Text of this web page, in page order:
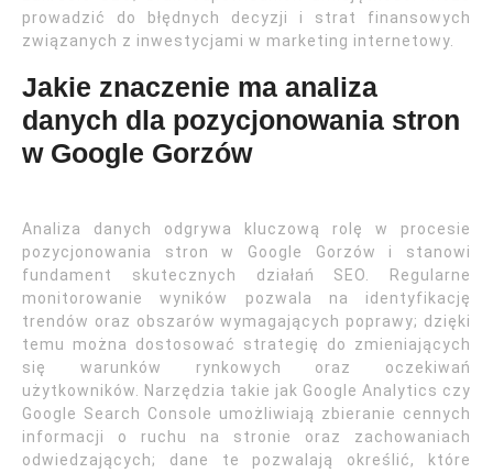
prowadzić do błędnych decyzji i strat finansowych
związanych z inwestycjami w marketing internetowy.
Jakie znaczenie ma analiza
danych dla pozycjonowania stron
w Google Gorzów
Analiza danych odgrywa kluczową rolę w procesie
pozycjonowania stron w Google Gorzów i stanowi
fundament skutecznych działań SEO. Regularne
monitorowanie wyników pozwala na identyfikację
trendów oraz obszarów wymagających poprawy; dzięki
temu można dostosować strategię do zmieniających
się warunków rynkowych oraz oczekiwań
użytkowników. Narzędzia takie jak Google Analytics czy
Google Search Console umożliwiają zbieranie cennych
informacji o ruchu na stronie oraz zachowaniach
odwiedzających; dane te pozwalają określić, które